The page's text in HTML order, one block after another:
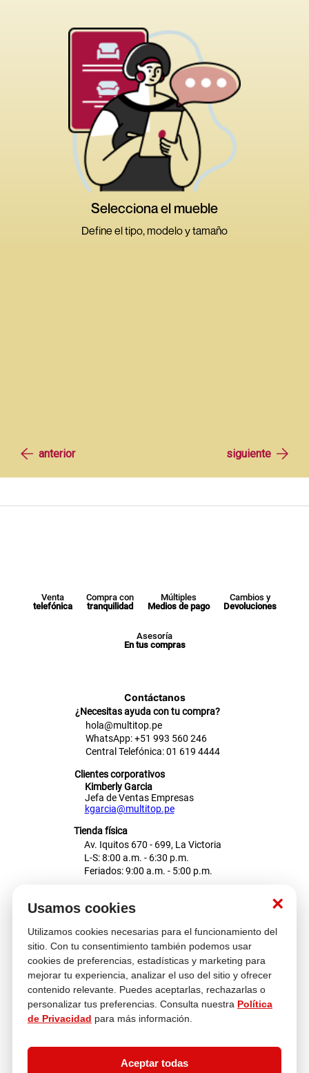
×
Usamos cookies
Utilizamos cookies necesarias para el funcionamiento del
sitio. Con tu consentimiento también podemos usar
cookies de preferencias, estadísticas y marketing para
mejorar tu experiencia, analizar el uso del sitio y ofrecer
contenido relevante. Puedes aceptarlas, rechazarlas o
personalizar tus preferencias. Consulta nuestra Política
de Privacidad para más información.
Aceptar todas
Venta
telefónica
Compra con
tranquilidad
Múltiples
Medios de pago
Cambios y
Devoluciones
Asesoría
En tus compras
Contáctanos
¿Necesitas ayuda con tu compra?
hola@multitop.pe
WhatsApp: +51 993 560 246
Central Telefónica: 01 619 4444
Clientes corporativos
Kimberly Garcia
Jefa de Ventas Empresas
kgarcia@multitop.pe
Tienda física
Av. Iquitos 670 - 699, La Victoria
L-S: 8:00 a.m. - 6:30 p.m.
Feriados: 9:00 a.m. - 5:00 p.m.
Atención al cliente
Descubre más